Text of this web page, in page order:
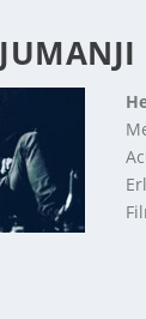
JUMANJI